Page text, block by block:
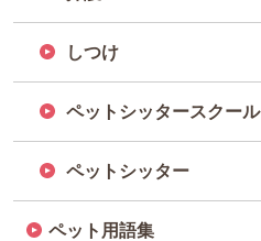
しつけ
ペットシッタースクール
ペットシッター
ペット用語集